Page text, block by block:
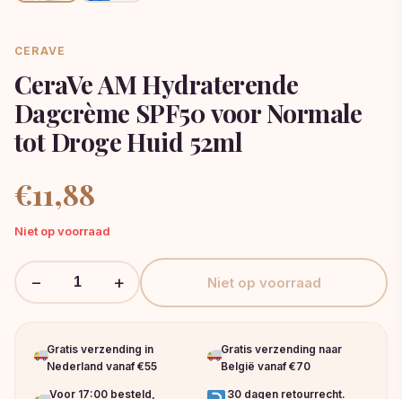
CERAVE
CeraVe AM Hydraterende
Dagcrème SPF50 voor Normale
tot Droge Huid 52ml
€11,88
Niet op voorraad
− + Niet op voorraad
Gratis verzending in
Nederland vanaf €55
Gratis verzending naar
België vanaf €70
Voor 17:00 besteld,
30 dagen retourrecht.